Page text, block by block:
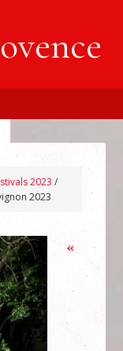
2023 /
2023
«